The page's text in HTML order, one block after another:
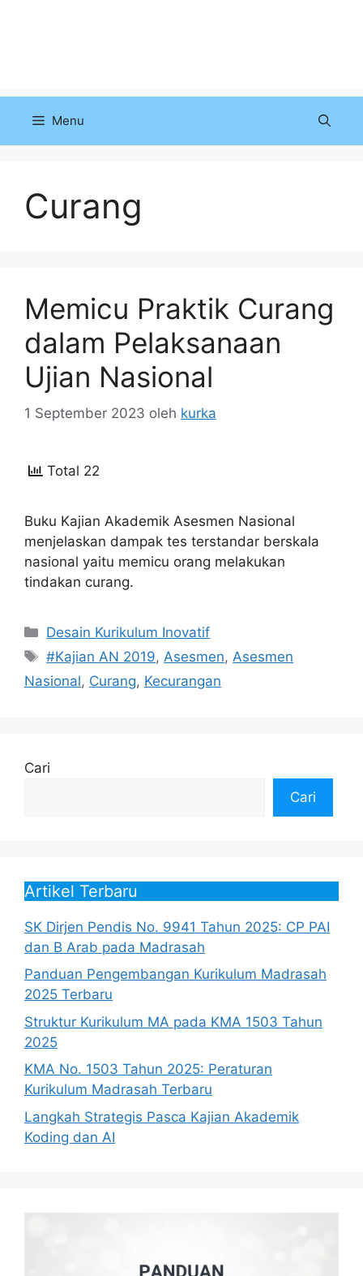
Menu
Curang
Memicu Praktik Curang
dalam Pelaksanaan
Ujian Nasional
1 September 2023 oleh kurka
Total 22
Buku Kajian Akademik Asesmen Nasional
menjelaskan dampak tes terstandar berskala
nasional yaitu memicu orang melakukan
tindakan curang.
Kategori
Desain Kurikulum Inovatif
Tag
#Kajian AN 2019, Asesmen, Asesmen
Nasional, Curang, Kecurangan
Cari
Cari
Artikel Terbaru
SK Dirjen Pendis No. 9941 Tahun 2025: CP PAI
dan B Arab pada Madrasah
Panduan Pengembangan Kurikulum Madrasah
2025 Terbaru
Struktur Kurikulum MA pada KMA 1503 Tahun
2025
KMA No. 1503 Tahun 2025: Peraturan
Kurikulum Madrasah Terbaru
Langkah Strategis Pasca Kajian Akademik
Koding dan AI